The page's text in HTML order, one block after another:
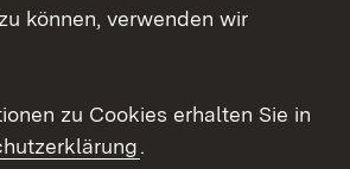
Datenschutz
können, verwenden wir
zu Cookies erhalten Sie in
.